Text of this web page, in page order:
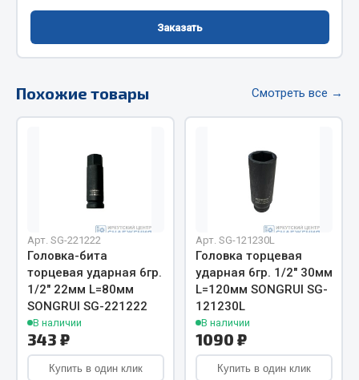
Угольники
Штуцеры
Весь раздел
Автомобильный инструмент
Измерительный инструмент
Крепежный инструмент
Режущий инструмент
Силовое оборудование
Слесарный инструмент
Столярный инструмент
Заказать
Похожие товары Смотреть все →
Арт. SG-221222
Головка-бита
торцевая ударная 6гр.
1/2" 22мм L=80мм
SONGRUI SG-221222
В наличии
343 ₽
Купить в один клик
Арт. SG-121230L
Головка торцевая
ударная 6гр. 1/2" 30мм
L=120мм SONGRUI SG-
121230L
В наличии
1090 ₽
Купить в один клик